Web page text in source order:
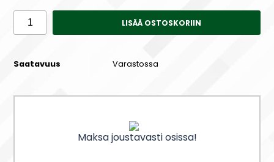
LISÄÄ OSTOSKORIIN
Saatavuus Varastossa
Maksa joustavasti osissa!